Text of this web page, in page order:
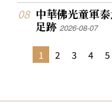
中華佛光童軍
足跡2026-08-07
1 2 3 4 5